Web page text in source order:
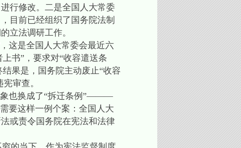
行修改。二是全国人大常委
目前已经组织了国务院法制
立法调研工作。
这是全国人大常委会最近六
书”，要求对“收容遣送条
果是，国务院主动废止“收容
审查。
象也换成了“拆迁条例”———
要这样一例个案：全国人大
或责令国务院在宪法和法律